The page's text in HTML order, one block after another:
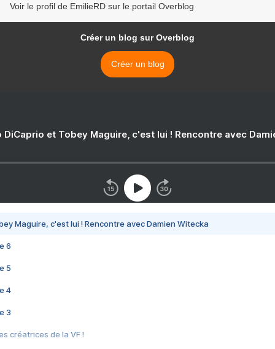
Voir le profil de EmilieRD sur le portail Overblog
Créer un blog sur Overblog
Créer un blog
DiCaprio et Tobey Maguire, c'est lui ! Rencontre avec
Maguire, c'est lui ! Rencontre avec Damien Witecka
6
5
4
3
créatrices de la VF !